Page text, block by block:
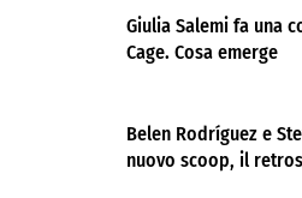
Giulia Salemi fa una
Cage. Cosa emerge
Belen Rodríguez e
nuovo scoop, il